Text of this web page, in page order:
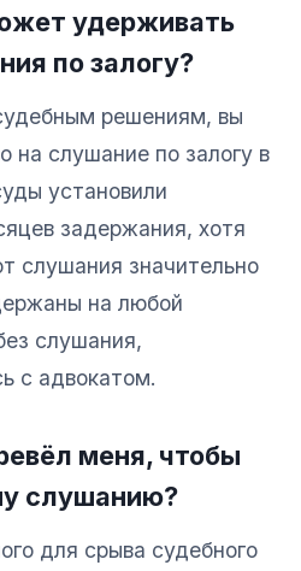
удерживать
по залогу?
решениям, вы
на слушание по залогу в
установили
задержания, хотя
слушания значительно
на любой
слушания,
с адвокатом.
меня, чтобы
слушанию?
для срыва судебного